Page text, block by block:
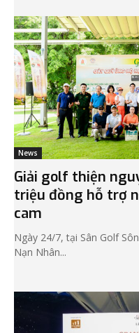
News
Giải golf thiện
triệu đồng hỗ trợ
cam
Ngày 24/7, tại Sân Golf
Nạn Nhân...